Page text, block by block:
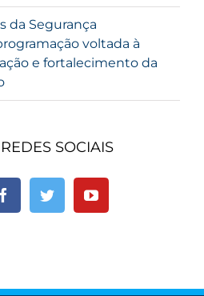
da Segurança
voltada à
e fortalecimento da
SOCIAIS